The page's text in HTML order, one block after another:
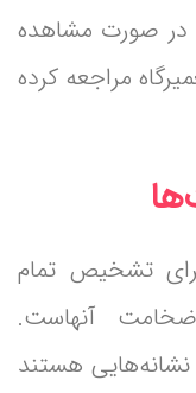
در صورت مشاهده
مراجعه کرده
تشخیص تمام
آنهاست.
هستند